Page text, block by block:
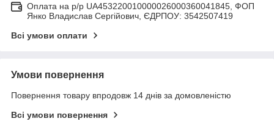
Оплата на р/р UA453220010000026000360041845, ФОП
Янко Владислав Сергійович, ЄДРПОУ: 3542507419
Всі умови оплати
Умови повернення
Повернення товару впродовж 14 днів за домовленістю
Всі умови повернення